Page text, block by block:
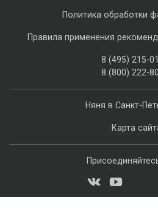
Няня в Санкт-
Карта
Политика обработки
Правила применения
8 (495) 215-
8 (800) 222-